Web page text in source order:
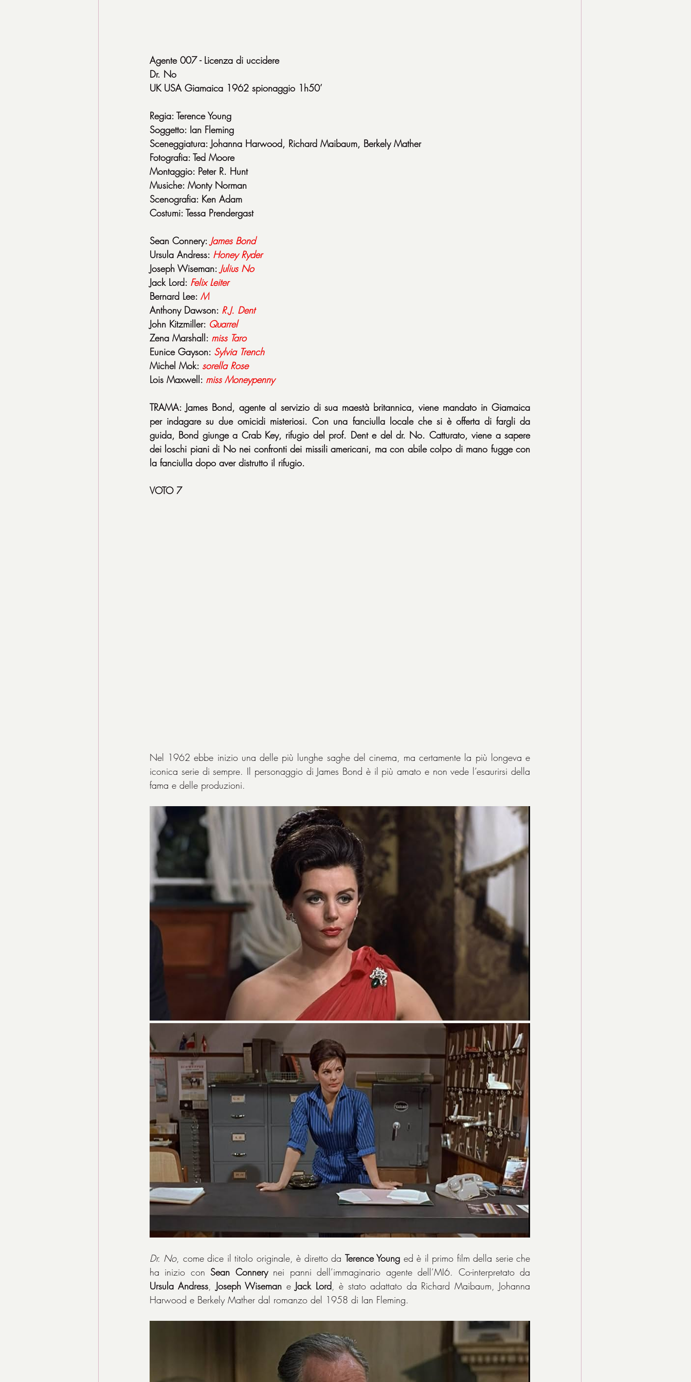
Agente 007 - Licenza di uccidere
Dr. No
UK USA Giamaica 1962 spionaggio 1h50’
Regia: Terence Young
Soggetto: Ian Fleming
Sceneggiatura: Johanna Harwood, Richard Maibaum, Berkely Mather
Fotografia: Ted Moore
Montaggio: Peter R. Hunt
Musiche: Monty Norman
Scenografia: Ken Adam
Costumi: Tessa Prendergast
Sean Connery: James Bond
Ursula Andress: Honey Ryder
Joseph Wiseman: Julius No
Jack Lord: Felix Leiter
Bernard Lee: M
Anthony Dawson: R.J. Dent
John Kitzmiller: Quarrel
Zena Marshall: miss Taro
Eunice Gayson: Sylvia Trench
Michel Mok: sorella Rose
Lois Maxwell: miss Moneypenny
TRAMA: James Bond, agente al servizio di sua maestà britannica, viene mandato in Giamaica
per indagare su due omicidi misteriosi. Con una fanciulla locale che si è offerta di fargli da
guida, Bond giunge a Crab Key, rifugio del prof. Dent e del dr. No. Catturato, viene a sapere
dei loschi piani di No nei confronti dei missili americani, ma con abile colpo di mano fugge con
la fanciulla dopo aver distrutto il rifugio.
VOTO 7
Nel 1962 ebbe inizio una delle più lunghe saghe del cinema, ma certamente la più longeva e
iconica serie di sempre. Il personaggio di James Bond è il più amato e non vede l’esaurirsi della
fama e delle produzioni.
Dr. No, come dice il titolo originale, è diretto da Terence Young ed è il primo film della serie che
ha inizio con Sean Connery
Ursula Andress, Joseph Wiseman e Jack Lord, è stato adattato da Richard Maibaum, Johanna
Harwood e Berkely Mather dal romanzo del 1958 di Ian Fleming.